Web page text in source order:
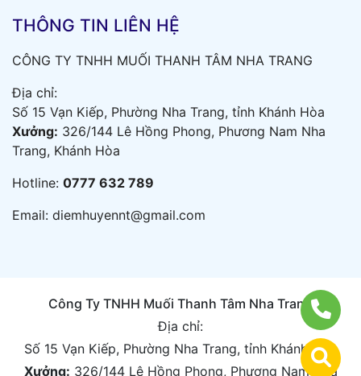
THÔNG TIN LIÊN HỆ
CÔNG TY TNHH MUỐI THANH TÂM NHA TRANG
Địa chỉ:
Số 15 Vạn Kiếp, Phường Nha Trang, tỉnh Khánh Hòa
Xưởng: 326/144 Lê Hồng Phong, Phương Nam Nha
Trang, Khánh Hòa
Hotline: 0777 632 789
Email: diemhuyennt@gmail.com
Công Ty TNHH Muối Thanh Tâm Nha Trang
Địa chỉ:
Số 15 Vạn Kiếp, Phường Nha Trang, tỉnh Khánh Hòa
Xưởng: 326/144 Lê Hồng Phong, Phương Nam Nha